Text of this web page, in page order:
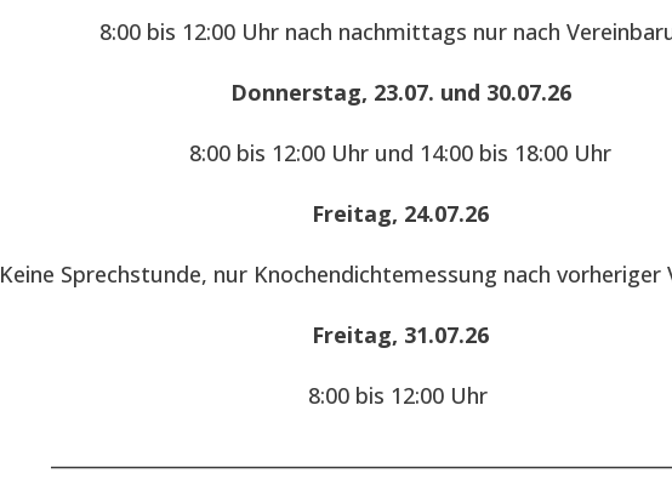
8:00 bis 12:00 Uhr nach nachmittags nur nach
Donnerstag, 23.07. und 30.07.26
8:00 bis 12:00 Uhr und 14:00 bis 18:00 Uhr
Freitag, 24.07.26
Keine Sprechstunde, nur Knochendichtemessung nach vorheriger
Freitag, 31.07.26
8:00 bis 12:00 Uhr